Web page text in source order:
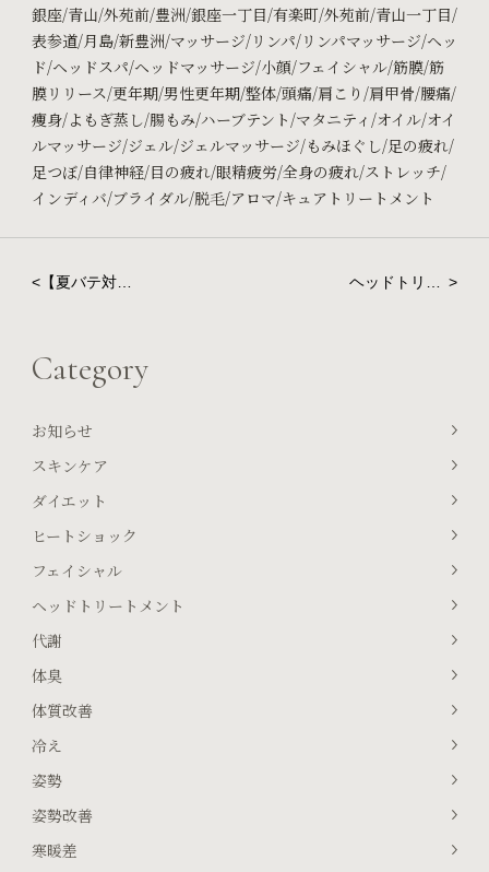
銀座/青山/外苑前/豊洲/銀座一丁目/有楽町/外苑前/青山一丁目/
表参道/月島/新豊洲/マッサージ/リンパ/リンパマッサージ/ヘッ
ド/ヘッドスパ/ヘッドマッサージ/小顔/フェイシャル/筋膜/筋
膜リリース/更年期/男性更年期/整体/頭痛/肩こり/肩甲骨/腰痛/
痩身/よもぎ蒸し/腸もみ/ハーブテント/マタニティ/オイル/オイ
ルマッサージ/ジェル/ジェルマッサージ/もみほぐし/足の疲れ/
足つぼ/自律神経/目の疲れ/眼精疲労/全身の疲れ/ストレッチ/
インディバ/ブライダル/脱毛/アロマ/キュアトリートメント
<【夏バテ対
ヘッドトリー
>
Category
お知らせ
スキンケア
ダイエット
ヒートショック
フェイシャル
ヘッドトリートメント
代謝
体臭
体質改善
冷え
姿勢
姿勢改善
寒暖差